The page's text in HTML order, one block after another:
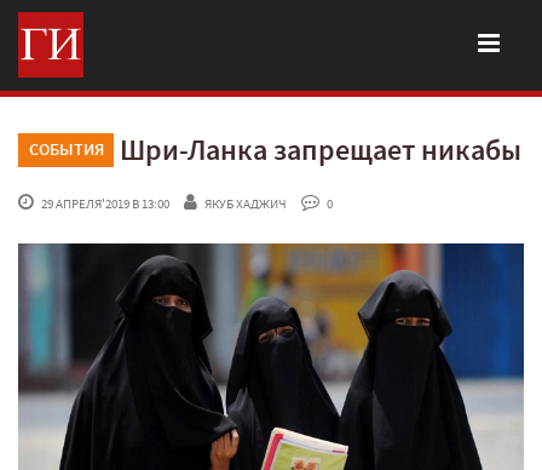
СОБЫТИЯ Шри-Ланка запрещает никабы
29 АПРЕЛЯ'2019 В 13:00 ЯКУБ ХАДЖИЧ 0